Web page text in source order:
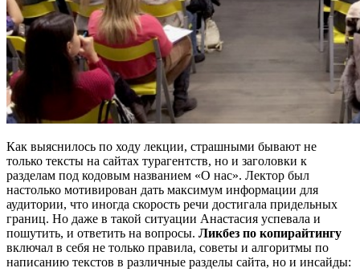
Как выяснилось по ходу лекции, страшными бывают не
только тексты на сайтах турагентств, но и заголовки к
разделам под кодовым названием «О нас». Лектор был
настолько мотивирован дать максимум информации для
аудитории, что иногда скорость речи достигала придельных
границ. Но даже в такой ситуации Анастасия успевала и
пошутить, и ответить на вопросы. Ликбез по копирайтингу
включал в себя не только правила, советы и алгоритмы по
написанию текстов в различные разделы сайта, но и инсайды: